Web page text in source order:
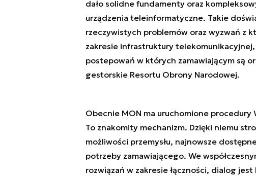
dało solidne fundamenty oraz
urządzenia teleinformatyczne. Takie
rzeczywistych problemów oraz wyzwań z
zakresie infrastruktury
postepowań w których zamawiającym są
gestorskie Resortu Obrony Narodowej.
Obecnie MON ma uruchomione
To znakomity mechanizm. Dzięki niemu
możliwości przemysłu, najnowsze
potrzeby zamawiającego. We
rozwiązań w zakresie łączności, dialog